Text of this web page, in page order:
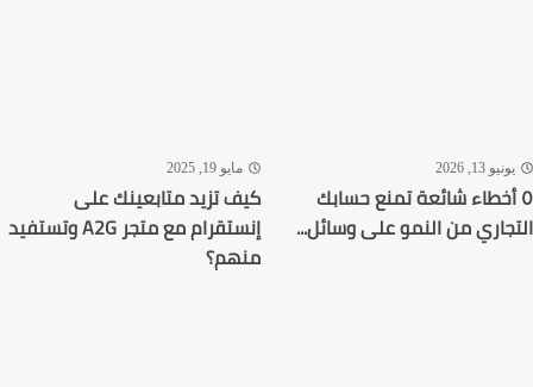
13, 2026
شائعة تمنع حسابك
من النمو على وسائل...
مايو 19, 2025
كيف تزيد متابعينك على
إنستقرام مع متجر A2G وتستفيد
منهم؟